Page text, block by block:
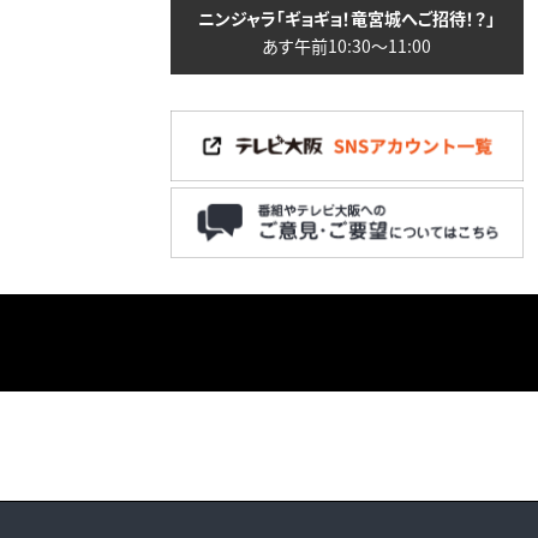
ニンジャラ「ギョギョ！竜宮城へご招待！？」
あす午前10:30〜11:00